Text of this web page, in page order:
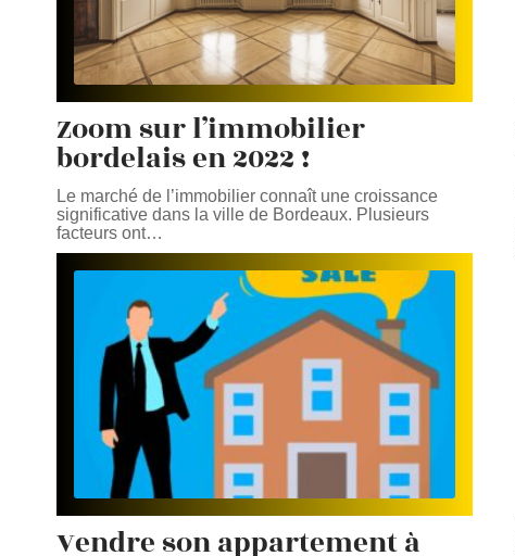
Zoom sur l’immobilier
bordelais en 2022 !
Le marché de l’immobilier connaît une croissance
significative dans la ville de Bordeaux. Plusieurs
facteurs ont…
Vendre son appartement à